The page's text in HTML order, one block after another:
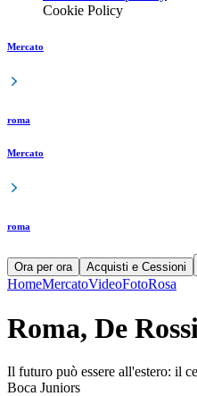
Cookie Policy
Mercato
roma
Mercato
roma
Ora per ora Acquisti e Cessioni
HomeMercatoVideoFotoRosa
Roma, De
Il futuro può essere all'estero: il
Boca Juniors